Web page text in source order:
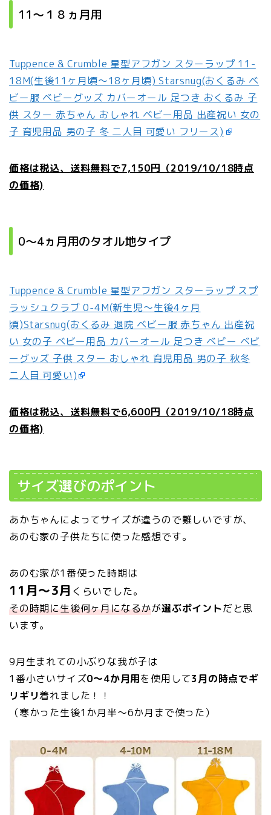
11～１８ヵ月用
Tuppence & Crumble 星型アフガン スターラップ 11-
18M(生後11ヶ月頃〜18ヶ月頃) Starsnug(おくるみ ベ
ビー服 ベビーグッズ カバーオール 足つき おくるみ 子
供 スター 赤ちゃん おしゃれ ベビー用品 出産祝い 女の
子 育児用品 男の子 冬 二人目 可愛い フリース)
価格は税込、送料無料で7,150円（2019/10/18時点
の価格)
0～4ヵ月用のタオル地タイプ
Tuppence & Crumble 星型アフガン スターラップ スプ
ラッシュクラブ 0-4M(新生児〜生後4ヶ月
頃)Starsnug(おくるみ 退院 ベビー服 赤ちゃん 出産祝
い 女の子 ベビー用品 カバーオール 足つき ベビー ベビ
ーグッズ 子供 スター おしゃれ 育児用品 男の子 秋冬
二人目 可愛い)
価格は税込、送料無料で6,600円（2019/10/18時点
の価格)
サイズ選びのポイント
あかちゃんによってサイズが違うので難しいですが、
あのむ家の子供たちに使った感想です。
あのむ家が1番使った時期は
11月〜3月 くらいでした。
その時期に生後何ヶ月になるかが選ぶポイントだと思
います。
9月生まれての小ぶりな我が子は
1番小さいサイズ0～4か月用を使用して3月の時点でギ
リギリ着れました！！
（寒かった生後1か月半～6か月まで使った）